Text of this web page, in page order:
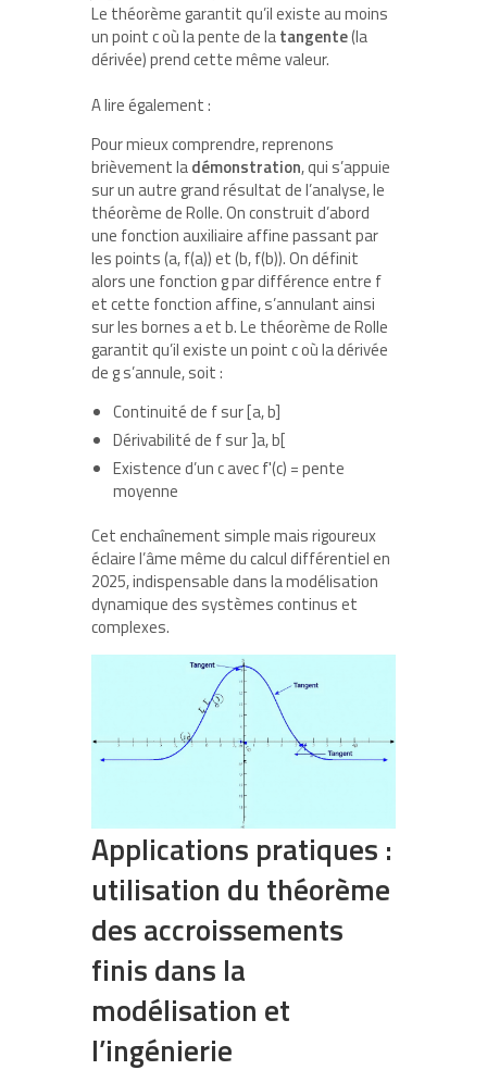
Le théorème garantit qu’il existe au moins
un point c où la pente de latangente(la
dérivée) prend cette même valeur.
A lire également :
Pour mieux comprendre, reprenons
brièvement ladémonstration, qui s’appuie
sur un autre grand résultat de l’analyse, le
théorème de Rolle. On construit d’abord
une fonction auxiliaire affine passant par
les points (a, f(a)) et (b, f(b)). On définit
alors une fonction g par différence entre f
et cette fonction affine, s’annulant ainsi
sur les bornes a et b. Le théorème de Rolle
garantit qu’il existe un point c où la dérivée
de g s’annule, soit :
Continuité de f sur [a, b]
Dérivabilité de f sur ]a, b[
Existence d’un c avec f'(c) = pente
moyenne
Cet enchaînement simple mais rigoureux
éclaire l’âme même du calcul différentiel en
2025, indispensable dans la modélisation
dynamique des systèmes continus et
complexes.
Applications pratiques :
utilisation du théorème
des accroissements
finis dans la
modélisation et
l’ingénierie